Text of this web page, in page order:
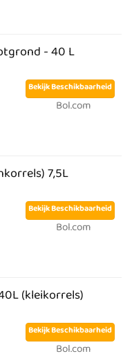
- 40 L
Bekijk Beschikbaarheid
Bol.com
7,5L
Bekijk Beschikbaarheid
Bol.com
(kleikorrels)
Bekijk Beschikbaarheid